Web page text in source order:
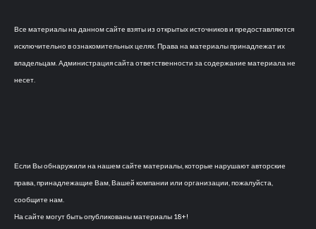
Все материалы на данном сайте взяты из открытых источников и предоставляются
исключительно в ознакомительных целях. Права на материалы принадлежат их
владельцам. Администрация сайта ответственности за содержание материала не
несет.
Если Вы обнаружили на нашем сайте материалы, которые нарушают авторские
права, принадлежащие Вам, Вашей компании или организации, пожалуйста,
сообщите нам.
На сайте могут быть опубликованы материалы 18+!